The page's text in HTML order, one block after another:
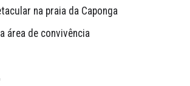
na praia da Caponga
área de convivência